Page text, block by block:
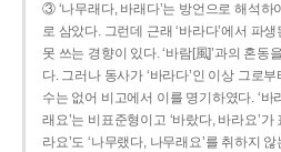
③ ‘나무래다, 바래다’는 방언으로 해석하
로 삼았다. 그런데 근래 ‘바라다’에서 파생
못 쓰는 경향이 있다. ‘바람[風]’과의 혼동
다. 그러나 동사가 ‘바라다’인 이상 그로부
수는 없어 비고에서 이를 명기하였다. ‘바
래요’는 비표준형이고 ‘바랐다, 바라요’
라요’도 ‘나무랬다, 나무래요’를 취하지 않